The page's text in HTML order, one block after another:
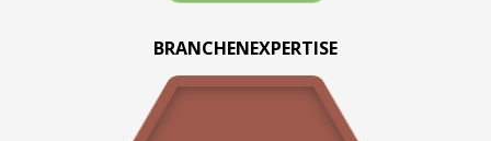
BRANCHENEXPERTISE